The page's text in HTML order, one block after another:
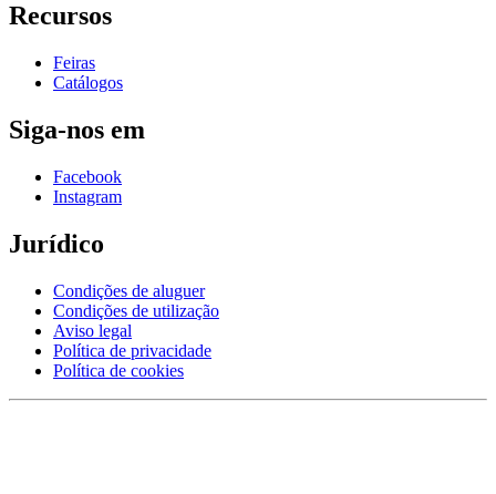
Recursos
Feiras
Catálogos
Siga-nos em
Facebook
Instagram
Jurídico
Condições de aluguer
Condições de utilização
Aviso legal
Política de privacidade
Política de cookies